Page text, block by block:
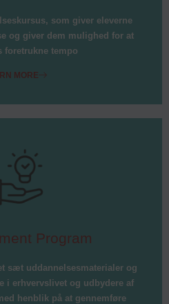
som giver eleverne
og giver dem mulighed for at
foretrukne tempo
MORE
Program
sæt uddannelsesmaterialer og
i erhvervslivet og udbydere af
henblik på at gennemføre